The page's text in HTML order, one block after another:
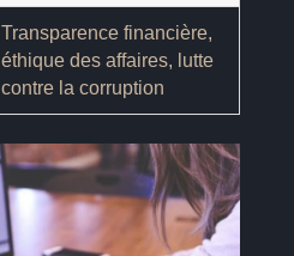
Transparence financière,
éthique des affaires, lutte
contre la corruption